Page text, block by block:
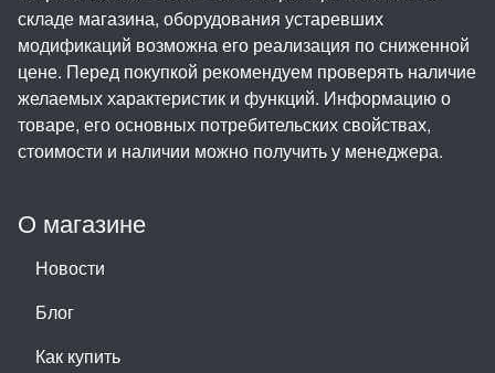
О магазине
Новости
Блог
Как купить
складе магазина, оборудования устаревших
модификаций возможна его реализация по сниженной
цене. Перед покупкой рекомендуем проверять наличие
желаемых характеристик и функций. Информацию о
товаре, его основных потребительских свойствах,
стоимости и наличии можно получить у менеджера.